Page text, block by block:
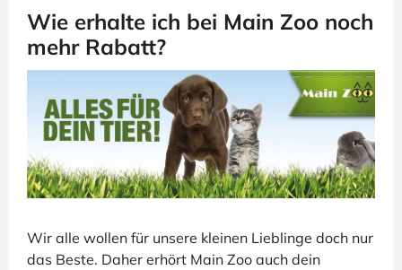
Wie erhalte ich bei Main Zoo noch
mehr Rabatt?
Wir alle wollen für unsere kleinen Lieblinge doch nur
das Beste. Daher erhört Main Zoo auch dein